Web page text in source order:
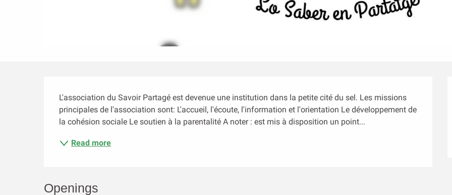
L'association du Savoir Partagé est devenue une institution dans la petite cité du sel. Les missions
principales de l'association sont: L'accueil, l'écoute, l'information et l'orientation Le développement de
la cohésion sociale Le soutien à la parentalité A noter : est mis à disposition un point...
Read more
Openings